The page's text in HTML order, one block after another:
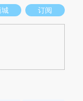
新观点和立场。推荐点击链
城 订阅